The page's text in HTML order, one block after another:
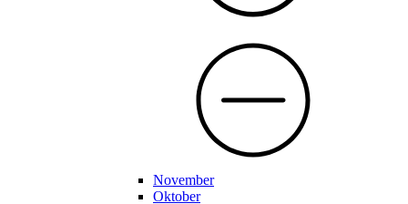
November
Oktober